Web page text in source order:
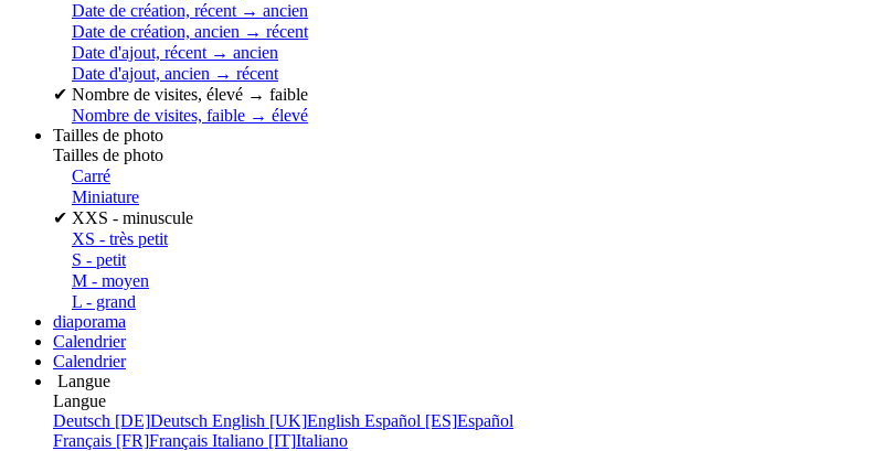
Date de création, récent → ancien
Date de création, ancien → récent
Date d'ajout, récent → ancien
Date d'ajout, ancien → récent
✔ Nombre de visites, élevé → faible
Nombre de visites, faible → élevé
Tailles de photo
Tailles de photo
Carré
Miniature
✔ XXS - minuscule
XS - très petit
S - petit
M - moyen
L - grand
diaporama
Calendrier
Calendrier
Langue
Langue
Deutsch [DE]Deutsch English [UK]English Español [ES]Español
Français [FR]Français Italiano [IT]Italiano